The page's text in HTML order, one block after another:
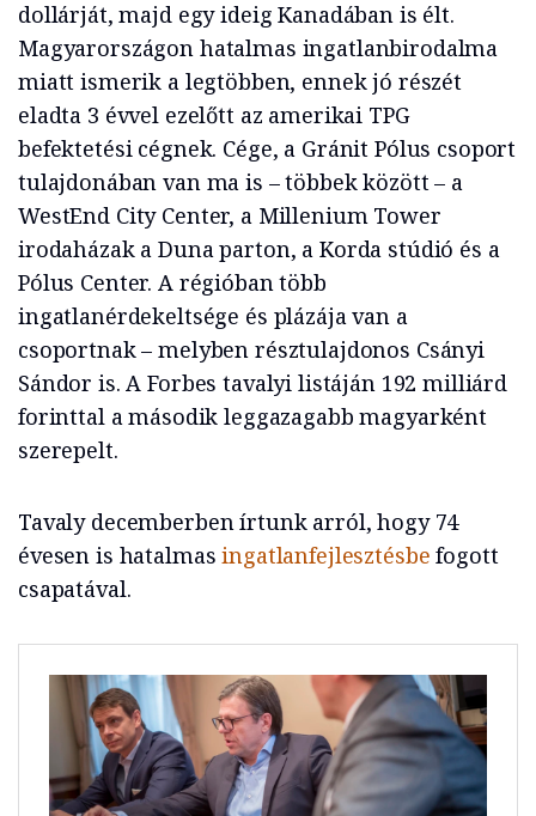
dollárját, majd egy ideig Kanadában is élt.
Magyarországon hatalmas ingatlanbirodalma
miatt ismerik a legtöbben, ennek jó részét
eladta 3 évvel ezelőtt az amerikai TPG
befektetési cégnek. Cége, a Gránit Pólus csoport
tulajdonában van ma is – többek között – a
WestEnd City Center, a Millenium Tower
irodaházak a Duna parton, a Korda stúdió és a
Pólus Center. A régióban több
ingatlanérdekeltsége és plázája van a
csoportnak – melyben résztulajdonos Csányi
Sándor is. A Forbes tavalyi listáján 192 milliárd
forinttal a második leggazagabb magyarként
szerepelt.
Tavaly decemberben írtunk arról, hogy 74
évesen is hatalmasingatlanfejlesztésbe fogott
csapatával.